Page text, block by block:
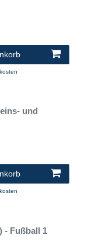
und
- Fußball 1